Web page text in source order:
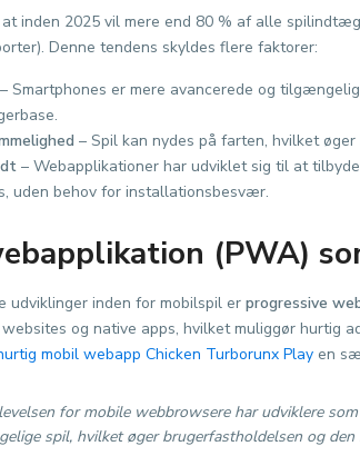
inden 2025 vil mere end 80 % af alle
Denne tendens skyldes flere faktorer:
– Smartphones er mere avancerede og
– Spil kan nydes på farten, hvilket
– Webapplikationer har udviklet sig til at
uden behov for installationsbesvær.
(PWA)
udviklinger inden for mobilspil er progressive
og native apps, hvilket muliggør hurtig
mobil webapp Chicken Turborunx Play en
for mobile webbrowsere har udviklere
spil, hvilket øger brugerfastholdelsen og den